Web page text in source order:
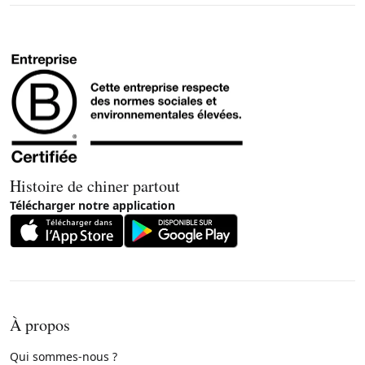
Histoire de chiner partout
Télécharger notre application
À propos
Qui sommes-nous ?